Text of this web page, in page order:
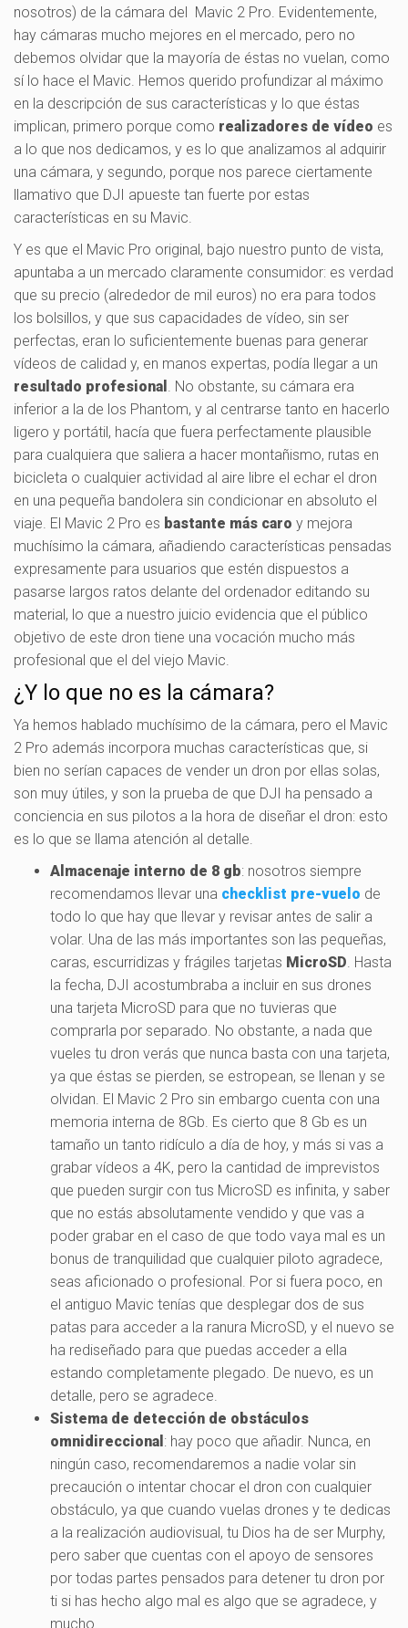
nosotros) de la cámara del Mavic 2 Pro. Evidentemente,
hay cámaras mucho mejores en el mercado, pero no
debemos olvidar que la mayoría de éstas no vuelan, como
sí lo hace el Mavic. Hemos querido profundizar al máximo
en la descripción de sus características y lo que éstas
implican, primero porque como realizadores de vídeo es
a lo que nos dedicamos, y es lo que analizamos al adquirir
una cámara, y segundo, porque nos parece ciertamente
llamativo que DJI apueste tan fuerte por estas
características en su Mavic.
Y es que el Mavic Pro original, bajo nuestro punto de vista,
apuntaba a un mercado claramente consumidor: es verdad
que su precio (alrededor de mil euros) no era para todos
los bolsillos, y que sus capacidades de vídeo, sin ser
perfectas, eran lo suficientemente buenas para generar
vídeos de calidad y, en manos expertas, podía llegar a un
resultado profesional . No obstante, su cámara era
inferior a la de los Phantom, y al centrarse tanto en hacerlo
ligero y portátil, hacía que fuera perfectamente plausible
para cualquiera que saliera a hacer montañismo, rutas en
bicicleta o cualquier actividad al aire libre el echar el dron
en una pequeña bandolera sin condicionar en absoluto el
viaje. El Mavic 2 Pro es bastante más caro y mejora
muchísimo la cámara, añadiendo características pensadas
expresamente para usuarios que estén dispuestos a
pasarse largos ratos delante del ordenador editando su
material, lo que a nuestro juicio evidencia que el público
objetivo de este dron tiene una vocación mucho más
profesional que el del viejo Mavic.
¿Y lo que no es la cámara?
Ya hemos hablado muchísimo de la cámara, pero el Mavic
2 Pro además incorpora muchas características que, si
bien no serían capaces de vender un dron por ellas solas,
son muy útiles, y son la prueba de que DJI ha pensado a
conciencia en sus pilotos a la hora de diseñar el dron: esto
es lo que se llama atención al detalle.
Almacenaje interno de 8 gb: nosotros siempre
recomendamos llevar una checklist pre-vuelo de
todo lo que hay que llevar y revisar antes de salir a
volar. Una de las más importantes son las pequeñas,
caras, escurridizas y frágiles tarjetas MicroSD. Hasta
la fecha, DJI acostumbraba a incluir en sus drones
una tarjeta MicroSD para que no tuvieras que
comprarla por separado. No obstante, a nada que
vueles tu dron verás que nunca basta con una tarjeta,
ya que éstas se pierden, se estropean, se llenan y se
olvidan. El Mavic 2 Pro sin embargo cuenta con una
memoria interna de 8Gb. Es cierto que 8 Gb es un
tamaño un tanto ridículo a día de hoy, y más si vas a
grabar vídeos a 4K, pero la cantidad de imprevistos
que pueden surgir con tus MicroSD es infinita, y saber
que no estás absolutamente vendido y que vas a
poder grabar en el caso de que todo vaya mal es un
bonus de tranquilidad que cualquier piloto agradece,
seas aficionado o profesional. Por si fuera poco, en
el antiguo Mavic tenías que desplegar dos de sus
patas para acceder a la ranura MicroSD, y el nuevo se
ha rediseñado para que puedas acceder a ella
estando completamente plegado. De nuevo, es un
detalle, pero se agradece.
Sistema de detección de obstáculos
omnidireccional : hay poco que añadir. Nunca, en
ningún caso, recomendaremos a nadie volar sin
precaución o intentar chocar el dron con cualquier
obstáculo, ya que cuando vuelas drones y te dedicas
a la realización audiovisual, tu Dios ha de ser Murphy,
pero saber que cuentas con el apoyo de sensores
por todas partes pensados para detener tu dron por
ti si has hecho algo mal es algo que se agradece, y
mucho.